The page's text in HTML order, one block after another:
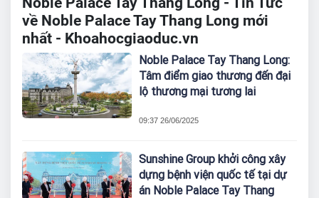
về Noble Palace Tay Thang Long mới
nhất - Khoahocgiaoduc.vn
Noble Palace Tay Thang Long:
Tâm điểm giao thương đến đại
lộ thương mại tương lai
09:37 26/06/2025
Sunshine Group khởi công xây
dựng bệnh viện quốc tế tại dự
án Noble Palace Tay Thang